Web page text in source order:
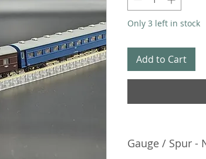
Only 3 left in stock
Add to Cart
Gauge / Spur -